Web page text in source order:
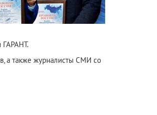
ГАРАНТ.
а также журналисты СМИ со